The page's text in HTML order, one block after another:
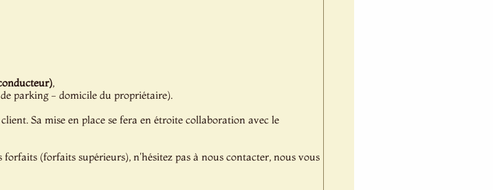
,
parking - domicile du propriétaire).
Sa mise en place se fera en étroite collaboration avec le
(forfaits supérieurs), n'hésitez pas à nous contacter, nous vous